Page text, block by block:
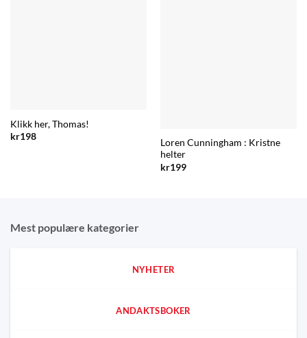
Klikk her, Thomas!
kr198
Loren Cunningham : Kristne
helter
kr199
Mest populære kategorier
NYHETER
ANDAKTSBOKER